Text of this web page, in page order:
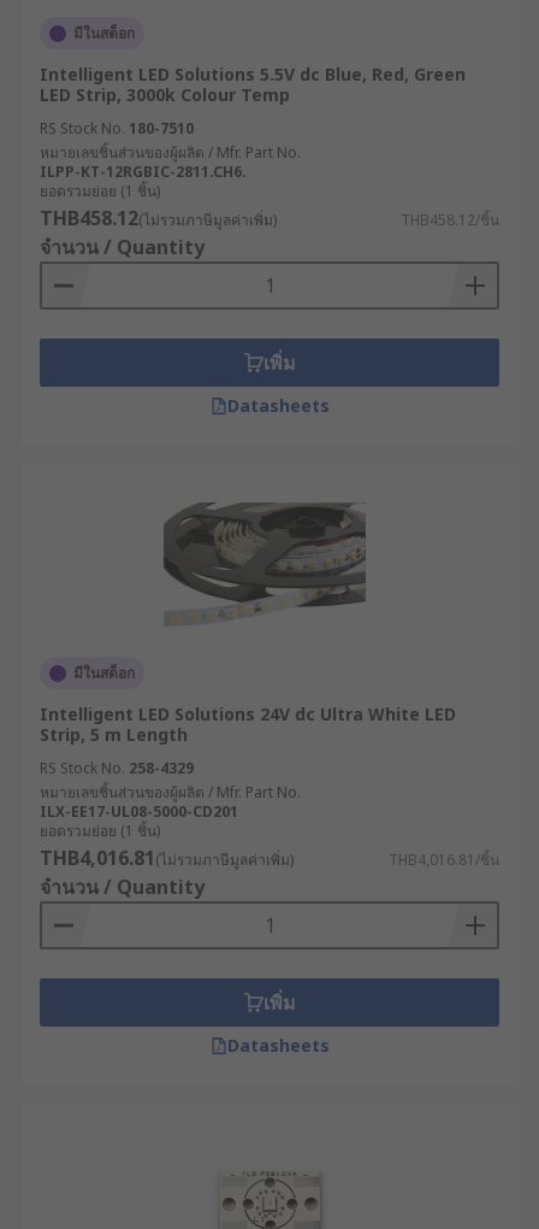
มีในสต็อก
Intelligent LED Solutions 5.5V dc Blue, Red, Green
LED Strip, 3000k Colour Temp
RS Stock No. 180-7510
หมายเลขชิ้นส่วนของผู้ผลิต / Mfr. Part No.
ILPP-KT-12RGBIC-2811.CH6.
ยอดรวมย่อย (1 ชิ้น)
THB458.12(ไม่รวมภาษีมูลค่าเพิ่ม) THB458.12/ชิ้น
จำนวน / Quantity
เพิ่ม
Datasheets
มีในสต็อก
Intelligent LED Solutions 24V dc Ultra White LED
Strip, 5 m Length
RS Stock No. 258-4329
หมายเลขชิ้นส่วนของผู้ผลิต / Mfr. Part No.
ILX-EE17-UL08-5000-CD201
ยอดรวมย่อย (1 ชิ้น)
THB4,016.81(ไม่รวมภาษีมูลค่าเพิ่ม) THB4,016.81/ชิ้น
จำนวน / Quantity
เพิ่ม
Datasheets